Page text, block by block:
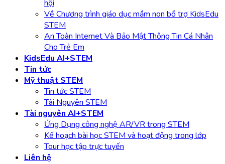
hội
Về Chương trình giáo dục mầm non bổ trợ KidsEdu
STEM
An Toàn Internet Và Bảo Mật Thông Tin Cá Nhân
Cho Trẻ Em
KidsEdu AI+STEM
Tin tức
Mỹ thuật STEM
Tin tức STEM
Tài Nguyên STEM
Tài nguyên AI+STEM
Ứng Dụng công nghệ AR/VR trong STEM
Kế hoạch bài học STEM và hoạt động trong lớp
Tour học tập trực tuyến
Liên hệ